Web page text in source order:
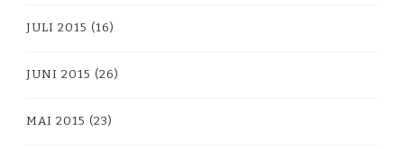
JULI 2015 (16)
JUNI 2015 (26)
MAI 2015 (23)